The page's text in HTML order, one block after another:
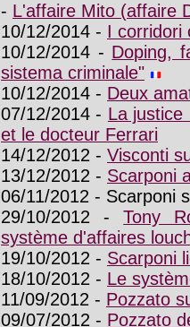
- L'affaire Mito (affaire
10/12/2014 - I corridori
10/12/2014 - Doping,
sistema criminale"
10/12/2014 - Deux
07/12/2014 - La justice
et le docteur Ferrari
14/12/2012 - Visconti
13/12/2012 - Scarponi
06/11/2012 - Scarponi
29/10/2012 -Tony
système d'affaires
19/10/2012 - Scarponi
18/10/2012 - Le
11/09/2012 - Pozzato
09/07/2012 - Pozzato